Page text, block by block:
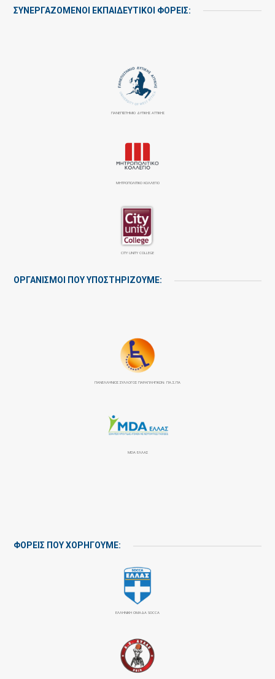
ΣΥΝΕΡΓΑΖΌΜΕΝΟΙ ΕΚΠΑΙΔΕΥΤΙΚΟΊ ΦΟΡΕΊΣ:
ΠΑΝΕΠΙΣΤΉΜΙΟ ΔΥΤΙΚΉΣ ΑΤΤΙΚΉΣ
ΜΗΤΡΟΠΟΛΙΤΙΚΟ ΚΟΛΛΕΓΙΟ
CITY UNITY COLLEGE
ΟΡΓΑΝΙΣΜΟΙ ΠΟΥ ΥΠΟΣΤΗΡΙΖΟΥΜΕ:
ΠΑΝΕΛΛΉΝΙΟΣ ΣΎΛΛΟΓΟΣ ΠΑΡΑΠΛΗΓΙΚΏΝ: ΠΑ.Σ.ΠΑ
MDA ΕΛΛΑΣ
ΦΟΡΕΙΣ ΠΟΥ ΧΟΡΗΓΟΥΜΕ:
ΕΛΛΗΝΙΚΗ ΟΜΑΔΑ SOCCA